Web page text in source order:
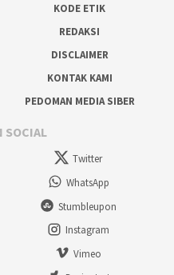
KODE ETIK
REDAKSI
DISCLAIMER
KONTAK KAMI
PEDOMAN MEDIA SIBER
SOCIAL
Twitter
WhatsApp
Stumbleupon
Instagram
Vimeo